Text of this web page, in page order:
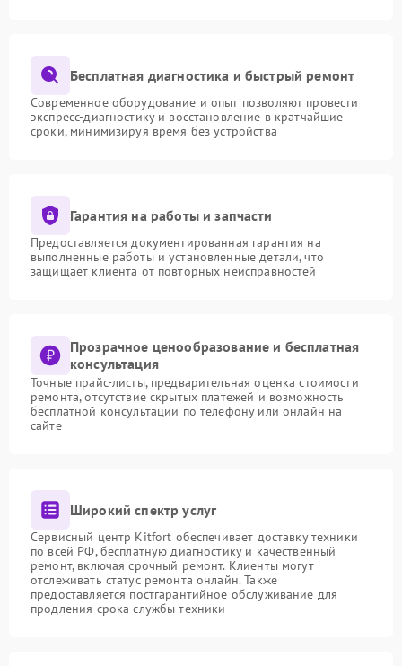
Бесплатная диагностика и быстрый ремонт
Современное оборудование и опыт позволяют провести
экспресс-диагностику и восстановление в кратчайшие
сроки, минимизируя время без устройства
Гарантия на работы и запчасти
Предоставляется документированная гарантия на
выполненные работы и установленные детали, что
защищает клиента от повторных неисправностей
Прозрачное ценообразование и бесплатная
консультация
Точные прайс-листы, предварительная оценка стоимости
ремонта, отсутствие скрытых платежей и возможность
бесплатной консультации по телефону или онлайн на
сайте
Широкий спектр услуг
Сервисный центр Kitfort обеспечивает доставку техники
по всей РФ, бесплатную диагностику и качественный
ремонт, включая срочный ремонт. Клиенты могут
отслеживать статус ремонта онлайн. Также
предоставляется постгарантийное обслуживание для
продления срока службы техники